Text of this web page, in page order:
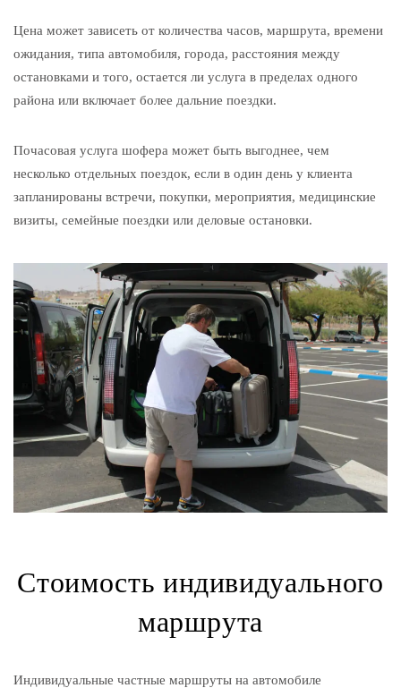
Цена может зависеть от количества часов, маршрута, времени
ожидания, типа автомобиля, города, расстояния между
остановками и того, остается ли услуга в пределах одного
района или включает более дальние поездки.
Почасовая услуга шофера может быть выгоднее, чем
несколько отдельных поездок, если в один день у клиента
запланированы встречи, покупки, мероприятия, медицинские
визиты, семейные поездки или деловые остановки.
Стоимость индивидуального
маршрута
Индивидуальные частные маршруты на автомобиле